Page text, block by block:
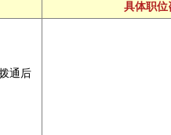
具体职位
通后